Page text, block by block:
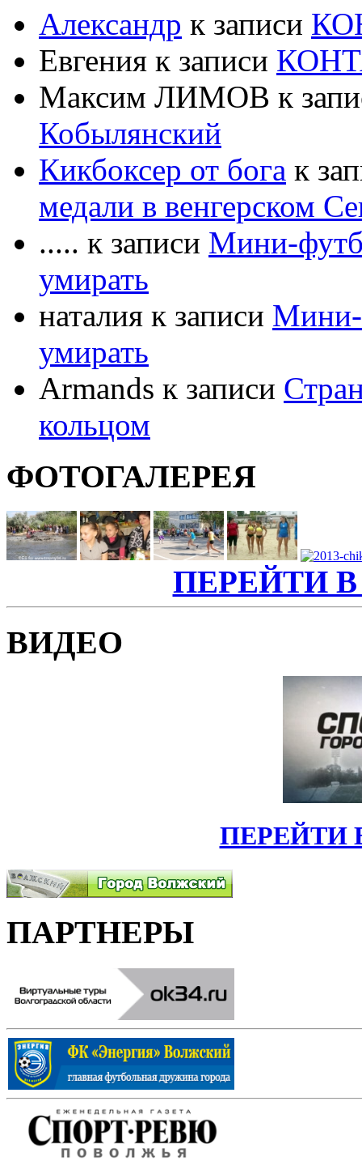
Александр к записи
Евгения к записи
Максим ЛИМОВ к
Кобылянский
Кикбоксер от бога к
медали в венгерском
..... к записи Мини-
умирать
наталия к записи Мини-
умирать
Armands к записи
кольцом
ФОТОГАЛЕРЕЯ
ПЕРЕЙТИ В
ВИДЕО
ПЕРЕЙТИ
ПАРТНЕРЫ